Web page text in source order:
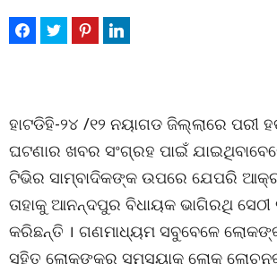
ହାଟଡିହି-୨୪ /୧୨ ନୟାଗଡ ଜିଲ୍ଲାରେ ପରୀ
ଘଟଣାର ଖବର ସଂଗ୍ରହ ପାଇଁ
ଟିଭିର ସାମ୍ବାଦିକଙ୍କ ଉପରେ ଯେପରି
ତାହାକୁ ଆନନ୍ଦପୁର ବିଧାୟକ ଭାଗିରଥି ସେଠୀ
କରିଛନ୍ତି । ଗଣମାଧ୍ୟମ ସବୁବେଳେ
ସହିତ ଲୋକଙ୍କର ସମସ୍ୟାକୁ ଲୋକ